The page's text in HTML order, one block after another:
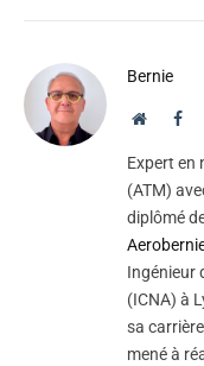
Bernie
Website
Expert en
(ATM)
diplômé
Ingénieur
(ICNA) à
sa
mené à